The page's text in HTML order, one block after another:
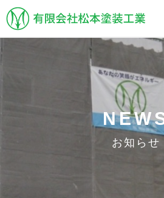
お知らせ